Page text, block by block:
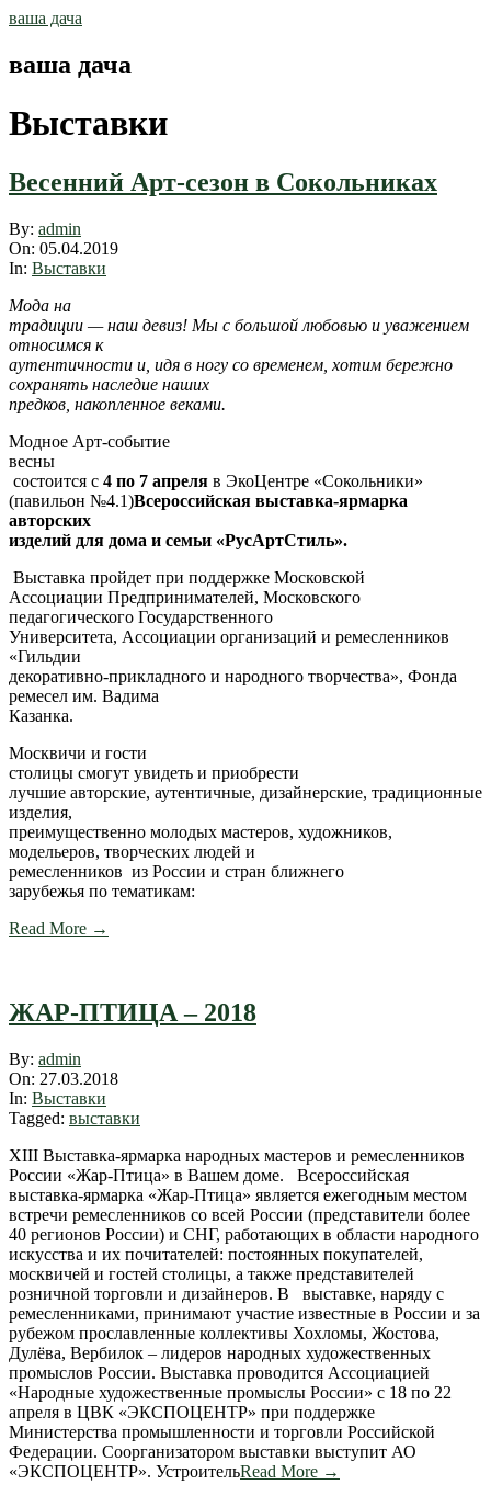
Skip
ваша дача
ваша дача
Выставки
Весенний Арт-сезон в Сокольниках
2019-
04-
05
By: admin
On: 05.04.2019
In: Выставки
Мода на
традиции — наш девиз! Мы с большой любовью и уважением
относимся к
аутентичности и, идя в ногу со временем, хотим бережно
сохранять наследие наших
предков, накопленное веками.
Модное Арт-событие
весны
состоится с 4 по 7 апреля в ЭкоЦентре «Сокольники»
(павильон №4.1)Всероссийская выставка-ярмарка
авторских
изделий для дома и семьи «РусАртСтиль».
Выставка пройдет при поддержке Московской
Ассоциации Предпринимателей, Московского
педагогического Государственного
Университета, Ассоциации организаций и ремесленников
«Гильдии
декоративно-прикладного и народного творчества», Фонда
ремесел им. Вадима
Казанка.
Москвичи и гости
столицы смогут увидеть и приобрести
лучшие авторские, аутентичные, дизайнерские, традиционные
изделия,
преимущественно молодых мастеров, художников,
модельеров, творческих людей и
ремесленников из России и стран ближнего
зарубежья по тематикам:
Read More →
ЖАР-ПТИЦА – 2018
2018-
03-
27
By: admin
On: 27.03.2018
In: Выставки
Tagged: выставки
XIII Выставка-ярмарка народных мастеров и ремесленников
России «Жар-Птица» в Вашем доме. Всероссийская
выставка-ярмарка «Жар-Птица» является ежегодным местом
встречи ремесленников со всей России (представители более
40 регионов России) и СНГ, работающих в области народного
искусства и их почитателей: постоянных покупателей,
москвичей и гостей столицы, а также представителей
розничной торговли и дизайнеров. В выставке, наряду с
ремесленниками, принимают участие известные в России и за
рубежом прославленные коллективы Хохломы, Жостова,
Дулёва, Вербилок – лидеров народных художественных
промыcлов России. Выставка проводится Ассоциацией
«Народные художественные промыслы России» с 18 по 22
апреля в ЦВК «ЭКСПОЦЕНТР» при поддержке
Министерства промышленности и торговли Российской
Федерации. Соорганизатором выставки выступит АО
«ЭКСПОЦЕНТР». УстроительRead More →